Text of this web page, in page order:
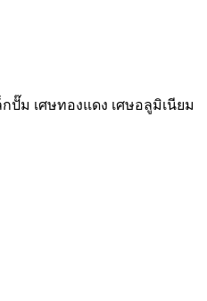
ปั๊ม เศษทองแดง เศษอลูมิเนียม